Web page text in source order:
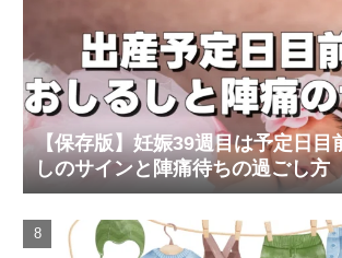
【保存版】妊娠39週目は予定日目
しのサインと陣痛待ちの過ごし方